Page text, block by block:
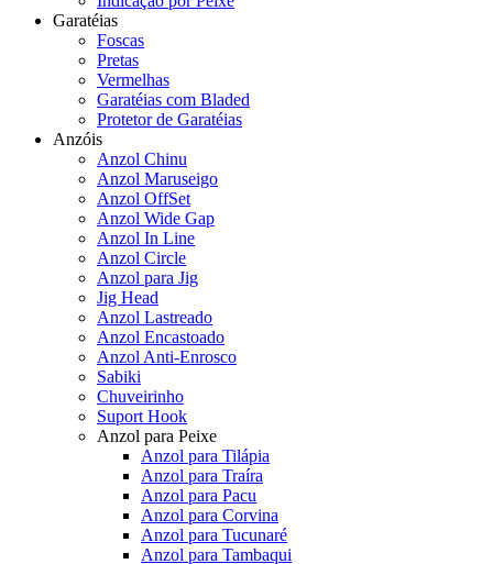
Garatéias
Foscas
Pretas
Vermelhas
Garatéias com Bladed
Protetor de Garatéias
Anzóis
Anzol Chinu
Anzol Maruseigo
Anzol OffSet
Anzol Wide Gap
Anzol In Line
Anzol Circle
Anzol para Jig
Jig Head
Anzol Lastreado
Anzol Encastoado
Anzol Anti-Enrosco
Sabiki
Chuveirinho
Suport Hook
Anzol para Peixe
Anzol para Tilápia
Anzol para Traíra
Anzol para Pacu
Anzol para Corvina
Anzol para Tucunaré
Anzol para Tambaqui